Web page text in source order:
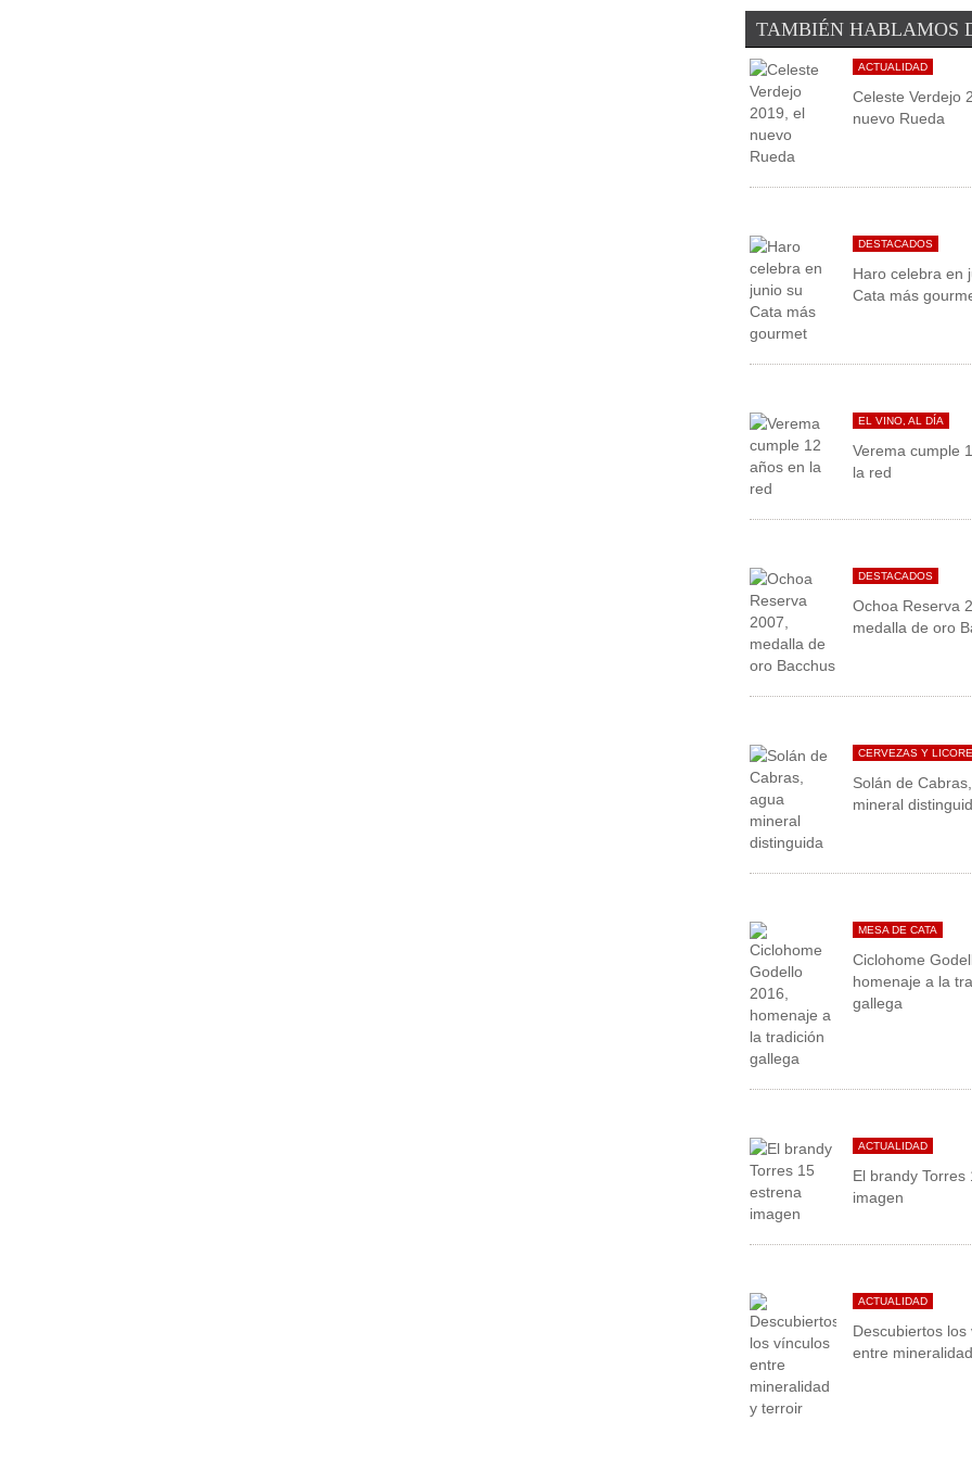
TAMBIÉN HABLAMOS
ACTUALIDAD
Celeste Verdejo
nuevo Rueda
DESTACADOS
Haro celebra en
Cata más
EL VINO, AL DÍA
Verema cumple
la red
DESTACADOS
Ochoa Reserva
medalla de oro
CERVEZAS Y
Solán de
mineral
MESA DE CATA
Ciclohome
homenaje a la
gallega
ACTUALIDAD
El brandy Torres
imagen
ACTUALIDAD
Descubiertos los
entre